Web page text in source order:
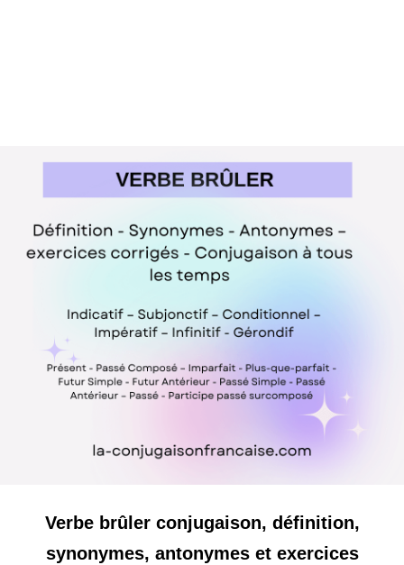
Verbe brûler conjugaison, définition,
synonymes, antonymes et exercices